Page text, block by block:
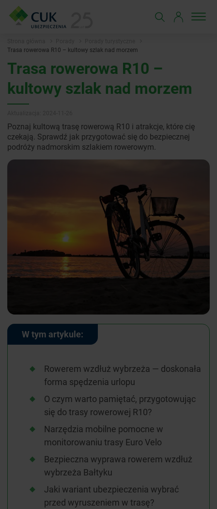
Trasa rowerowa R10 – kultowy szlak nad morzem
Trasa rowerowa R10 –
kultowy szlak nad morzem
Poznaj kultową trasę rowerową R10 i atrakcje, które cię
czekają. Sprawdź jak przygotować się do bezpiecznej
podróży nadmorskim szlakiem rowerowym.
W tym artykule:
Rowerem wzdłuż wybrzeża — doskonała
forma spędzenia urlopu
O czym warto pamiętać, przygotowując
się do trasy rowerowej R10?
Narzędzia mobilne pomocne w
monitorowaniu trasy Euro Velo
Bezpieczna wyprawa rowerem wzdłuż
wybrzeża Bałtyku
Jaki wariant ubezpieczenia wybrać
przed wyruszeniem w trasę?